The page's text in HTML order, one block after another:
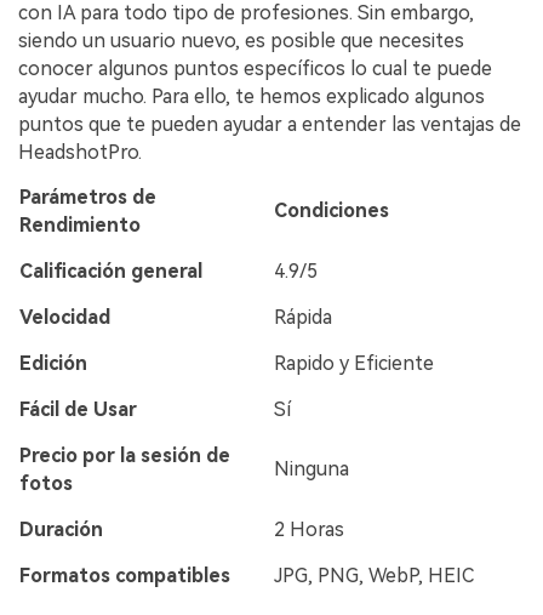
con IA para todo tipo de profesiones.󠀲󠀡󠀡󠀤󠀦󠀡󠀢󠀣󠀢󠀳󠀰 Sin embargo,
siendo un usuario nuevo, es posible que necesites
conocer algunos puntos específicos lo cual te puede
ayudar mucho.󠀲󠀡󠀡󠀤󠀦󠀡󠀢󠀣󠀣󠀳󠀰 Para ello, te hemos explicado algunos
puntos que te pueden ayudar a entender las ventajas de
HeadshotPro.󠀲󠀡󠀡󠀤󠀦󠀡󠀢󠀣󠀤󠀳
Parámetros de
Rendimiento
Condiciones
Calificación general
4.9/5
Velocidad
Rápida
Edición
Rapido y Eficiente
Fácil de Usar
Sí
Precio por la sesión de
fotos
Ninguna
Duración
2 Horas
Formatos compatibles
JPG, PNG, WebP, HEIC